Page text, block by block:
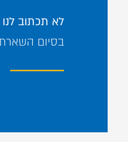
לא תכתוב
בסיום